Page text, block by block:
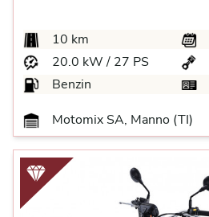
10 km
20.0 kW / 27 PS
Benzin
Motomix SA, Manno (TI)